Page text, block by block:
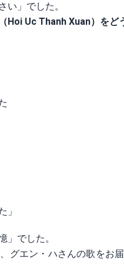
い」でした。
Hoi Uc Thanh Xuan）をど
」
」でした。
グエン・ハさんの歌をお